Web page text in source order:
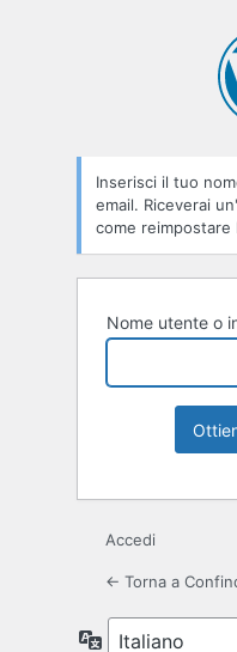
Inserisci il tuo
email. Riceverai
come reimpostare
Nome utente o
Accedi
← Torna a
Lingua